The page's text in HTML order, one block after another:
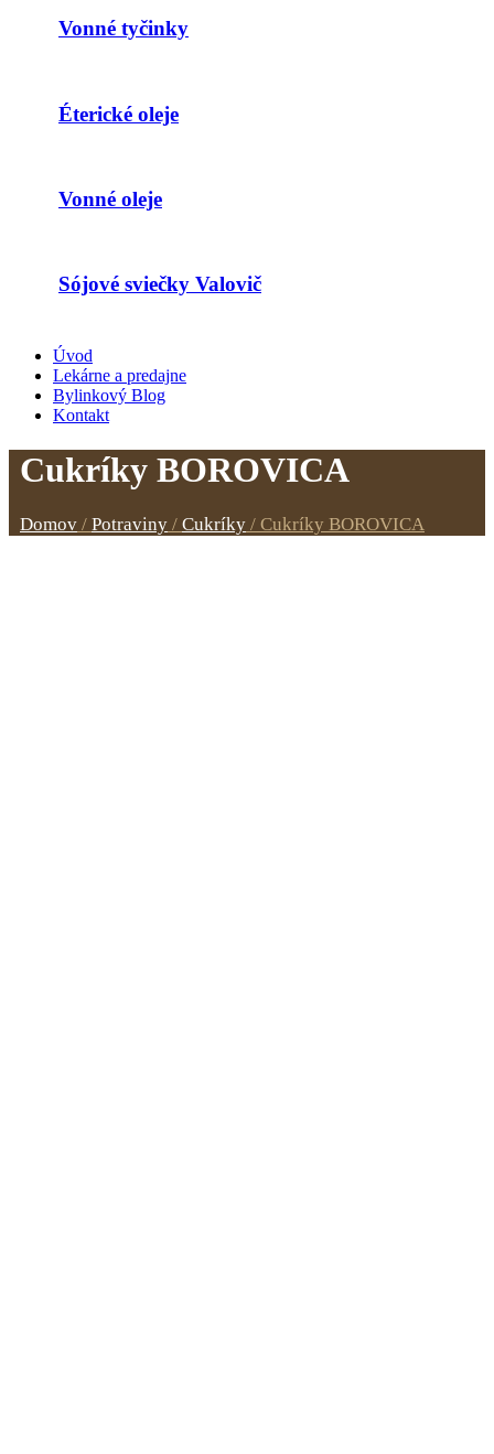
Vonné tyčinky
Éterické oleje
Vonné oleje
Sójové sviečky Valovič
Úvod
Lekárne a predajne
Bylinkový Blog
Kontakt
Cukríky BOROVICA
Domov / Potraviny / Cukríky / Cukríky BOROVICA